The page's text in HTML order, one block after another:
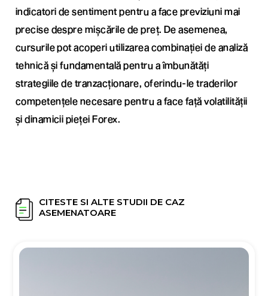
indicatori de sentiment pentru a face previziuni mai
precise despre mișcările de preț. De asemenea,
cursurile pot acoperi utilizarea combinației de analiză
tehnică și fundamentală pentru a îmbunătăți
strategiile de tranzacționare, oferindu-le traderilor
competențele necesare pentru a face față volatilității
și dinamicii pieței Forex.
CITESTE SI ALTE STUDII DE CAZ
ASEMENATOARE